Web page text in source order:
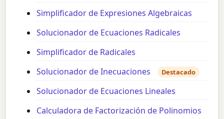
Simplificador de Expresiones Algebraicas
Solucionador de Ecuaciones Radicales
Simplificador de Radicales
Solucionador de Inecuaciones
Destacado
Solucionador de Ecuaciones Lineales
Calculadora de Factorización de Polinomios